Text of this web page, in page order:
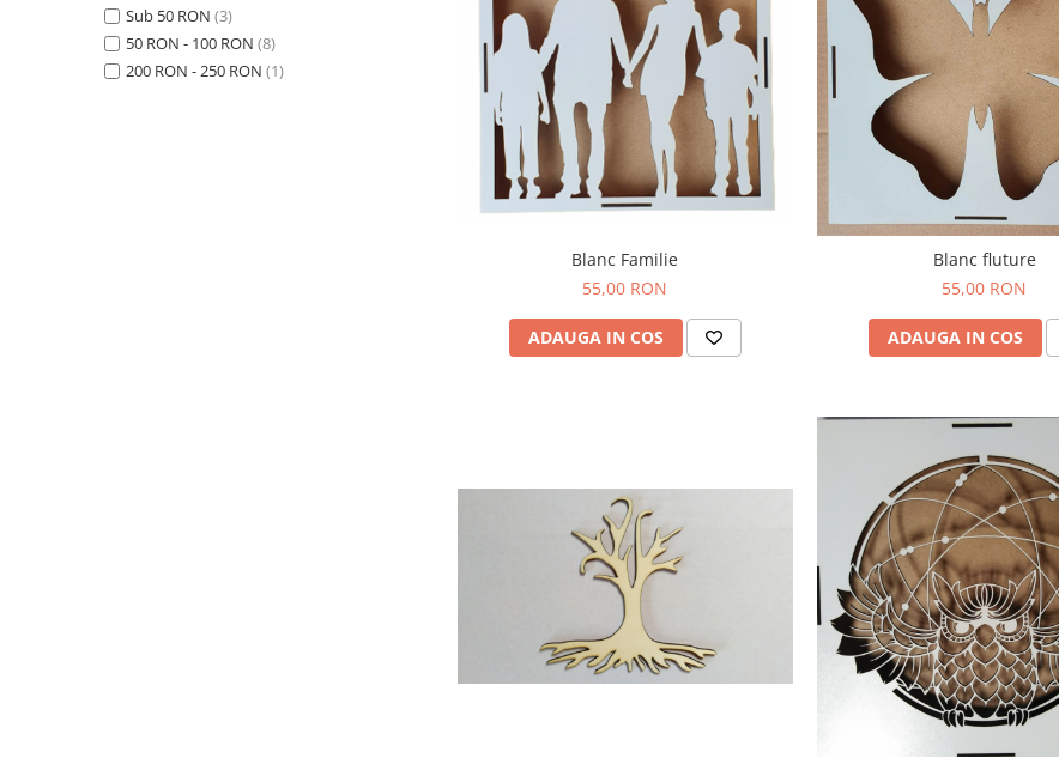
Sub 50 RON (3)
50 RON - 100 RON (8)
200 RON - 250 RON (1)
Blanc Familie
55,00 RON
ADAUGA IN COS
Blanc fluture
55,00 RON
ADAUGA IN COS